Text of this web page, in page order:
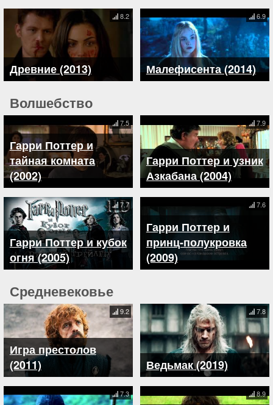
Древние (2013)
8.2
Малефисента (2014)
6.9
Волшебство
Гарри Поттер и
тайная комната
(2002)
7.5
Гарри Поттер и узник
Азкабана (2004)
7.9
Гарри Поттер и кубок
огня (2005)
7.7
Гарри Поттер и
принц-полукровка
(2009)
7.6
Средневековье
Игра престолов
(2011)
9.2
Ведьмак (2019)
7.8
7.3 8.9